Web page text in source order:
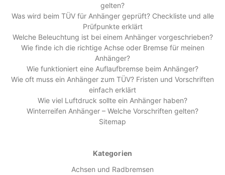
gelten?
Was wird beim TÜV für Anhänger geprüft? Checkliste und alle
Prüfpunkte erklärt
Welche Beleuchtung ist bei einem Anhänger vorgeschrieben?
Wie finde ich die richtige Achse oder Bremse für meinen
Anhänger?
Wie funktioniert eine Auflaufbremse beim Anhänger?
Wie oft muss ein Anhänger zum TÜV? Fristen und Vorschriften
einfach erklärt
Wie viel Luftdruck sollte ein Anhänger haben?
Winterreifen Anhänger – Welche Vorschriften gelten?
Sitemap
Kategorien
Achsen und Radbremsen